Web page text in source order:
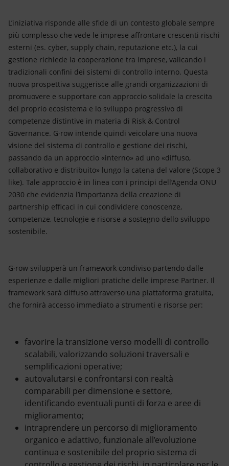
L’iniziativa risponde alle sfide di un contesto globale sempre
più complesso che vede le imprese affrontare crescenti rischi
esterni (es. cyber, supply chain, reputazione etc.), la cui
gestione richiede la cooperazione tra imprese, valicando i
tradizionali confini dei sistemi di controllo interno. Questa
nuova prospettiva suggerisce alle grandi organizzazioni di
promuovere e supportare con approccio solidale la crescita
del proprio ecosistema e lo sviluppo progressivo di
competenze distintive in materia di Risk & Control
Governance. G∙row intende quindi veicolare una nuova
visione del sistema di controllo e gestione dei rischi,
passando da un approccio «interno» ad uno «diffuso,
collaborativo e distribuito» lungo la catena del valore (Scope 3
like). Tale approccio è in linea con i principi dell’Agenda ONU
2030 che evidenzia l’importanza della creazione di
partnership efficaci in cui condividere conoscenze,
competenze, tecnologie e risorse a sostegno dello sviluppo
sostenibile.
G∙row svilupperà un framework condiviso partendo dalle
esperienze e dalle migliori pratiche delle imprese Partner. Il
framework sarà diffuso attraverso una piattaforma gratuita,
che fornirà accesso immediato a strumenti e risorse per:
favorire la transizione verso modelli di controllo
scalabili, valorizzando soluzioni traversali e
semplificazioni operative;
autovalutarsi e confrontarsi con realtà
comparabili per dimensione e settore,
identificando eventuali punti di forza e aree di
miglioramento;
intraprendere un percorso di miglioramento
organico e adattivo, funzionale all’evoluzione
continua e sostenibile del proprio sistema di